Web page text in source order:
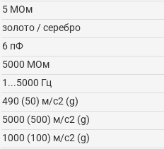
5 МОм
золото / серебро
6 пФ
5000 МОм
1...5000 Гц
490 (50) м/с2 (g)
5000 (500) м/с2 (g)
1000 (100) м/с2 (g)